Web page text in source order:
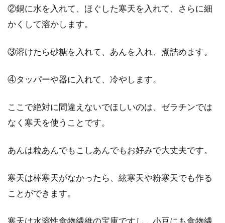
②鍋に水を入れて、ほぐした寒天を入れて、さらに細
かくして溶かします。
③溶けたら砂糖を入れて、あんを入れ、煮詰めます。
④タッパーや器に入れて、冷やします。
ここで絶対に間違えないでほしいのは、ゼラチンでは
なく寒天を使うことです。
あんは粒あんでもこしあんでもお好みで大丈夫です。
寒天は棒寒天がなかったら、絃寒天や粉寒天でも作る
ことができます。
寒天は水溶性食物繊維の宝庫ですし、小豆にも食物繊